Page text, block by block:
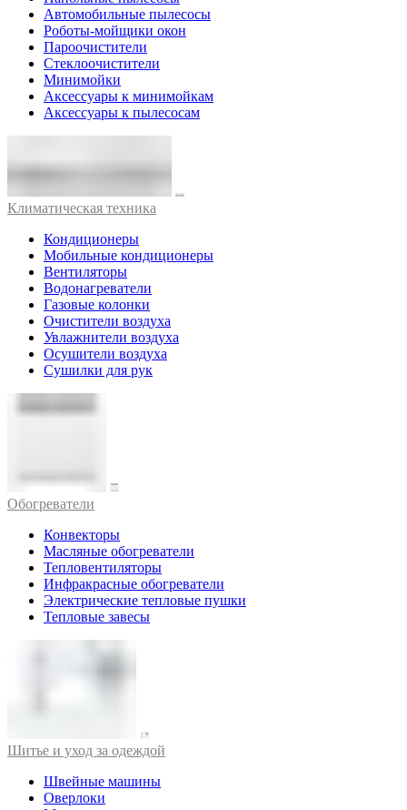
Автомобильные пылесосы
Роботы-мойщики окон
Пароочистители
Стеклоочистители
Минимойки
Аксессуары к минимойкам
Аксессуары к пылесосам
Климатическая техника
Кондиционеры
Мобильные кондиционеры
Вентиляторы
Водонагреватели
Газовые колонки
Очистители воздуха
Увлажнители воздуха
Осушители воздуха
Сушилки для рук
Обогреватели
Конвекторы
Масляные обогреватели
Тепловентиляторы
Инфракрасные обогреватели
Электрические тепловые пушки
Тепловые завесы
Шитье и уход за одеждой
Швейные машины
Оверлоки